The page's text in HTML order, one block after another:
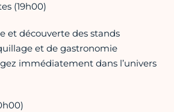
(19h00)
et découverte des stands
et de gastronomie
immédiatement dans l’univers